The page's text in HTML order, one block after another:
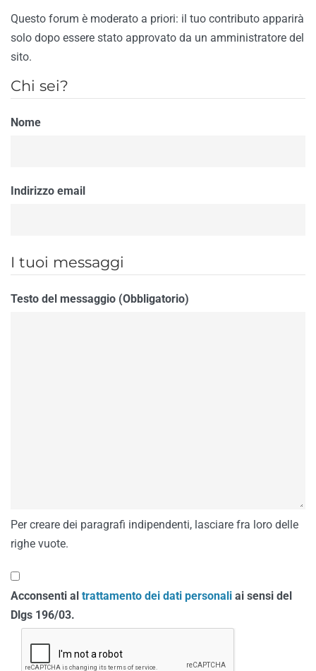
Questo forum è moderato a priori: il tuo contributo apparirà
solo dopo essere stato approvato da un amministratore del
sito.
Chi sei?
Nome
Indirizzo email
I tuoi messaggi
Testo del messaggio (Obbligatorio)
Per creare dei paragrafi indipendenti, lasciare fra loro delle
righe vuote.
Acconsenti al trattamento dei dati personali ai sensi del
Dlgs 196/03.